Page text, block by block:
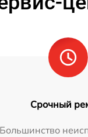
Срочный
Большинство